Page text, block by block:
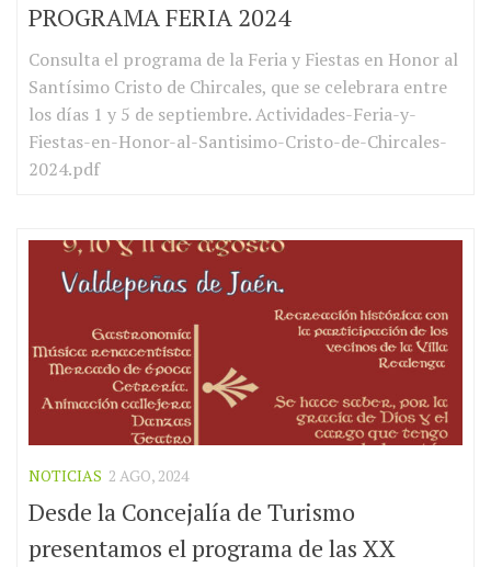
PROGRAMA FERIA 2024
Consulta el programa de la Feria y Fiestas en Honor al
Santísimo Cristo de Chircales, que se celebrara entre
los días 1 y 5 de septiembre. Actividades-Feria-y-
Fiestas-en-Honor-al-Santisimo-Cristo-de-Chircales-
2024.pdf
NOTICIAS 2 AGO, 2024
Desde la Concejalía de Turismo
presentamos el programa de las XX